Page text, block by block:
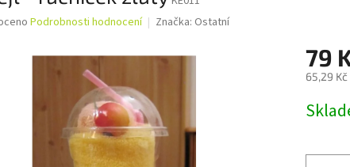
Podrobnosti hodnocení Značka: Ostatní
79
65,29 Kč
cena: